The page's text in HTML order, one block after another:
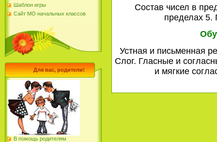
Шаблон игры
Сайт МО начальных классов
Для вас, родители!
В помощь родителям
Состав чисел в
пределах 5.
Устная и письменная
Слог. Гласные и
и мягкие